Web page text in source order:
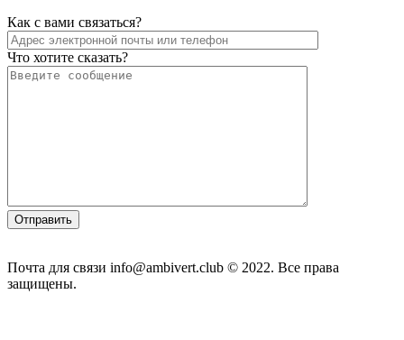
Как с вами связаться?
Что хотите сказать?
Почта для связи info@ambivert.club © 2022. Все права
защищены.